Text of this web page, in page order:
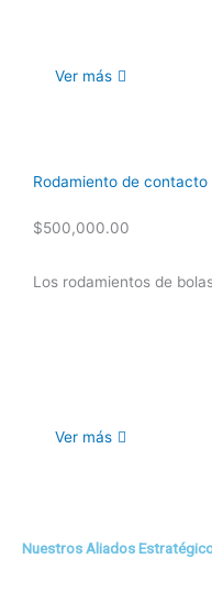
Ver más
Rodamiento de contacto
$500,000.00
Los rodamientos de
Ver más
Nuestros Aliados